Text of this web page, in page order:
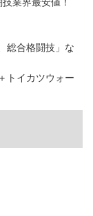
業界最安値！
総合格闘技」な
トイカツウォー